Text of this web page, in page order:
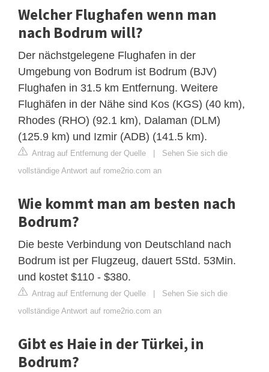
Welcher Flughafen wenn man
nach Bodrum will?
Der nächstgelegene Flughafen in der
Umgebung von Bodrum ist Bodrum (BJV)
Flughafen in 31.5 km Entfernung. Weitere
Flughäfen in der Nähe sind Kos (KGS) (40 km),
Rhodes (RHO) (92.1 km), Dalaman (DLM)
(125.9 km) und Izmir (ADB) (141.5 km).
Antrag auf Entfernung der Quelle | Sehen Sie sich die
vollständige Antwort auf rome2rio.com an
Wie kommt man am besten nach
Bodrum?
Die beste Verbindung von Deutschland nach
Bodrum ist per Flugzeug, dauert 5Std. 53Min.
und kostet $110 - $380.
Antrag auf Entfernung der Quelle | Sehen Sie sich die
vollständige Antwort auf rome2rio.com an
Gibt es Haie in der Türkei, in
Bodrum?